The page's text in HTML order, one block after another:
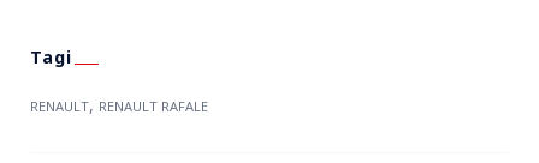
RENAULT, RENAULT RAFALE